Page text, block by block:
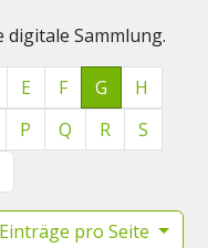
digitale Sammlung.
E F G
H
P Q R
S
Einträge pro Seite